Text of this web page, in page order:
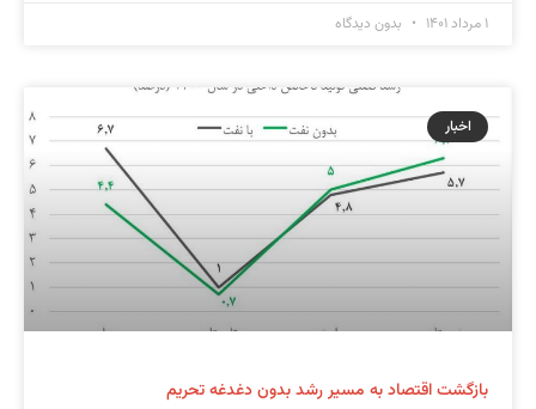
۱ مرداد ۱۴۰۱ بدون دیدگاه
اخبار
بازگشت اقتصاد به مسیر رشد بدون دغدغه تحریم